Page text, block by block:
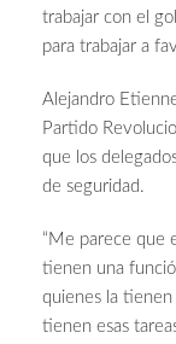
trabajar con el
para trabajar a
Alejandro
Partido
que los
de seguridad.
“Me parece que
tienen una
quienes la
tienen esas